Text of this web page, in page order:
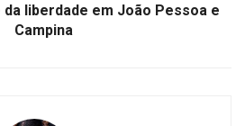
da liberdade em João Pessoa e
Campina